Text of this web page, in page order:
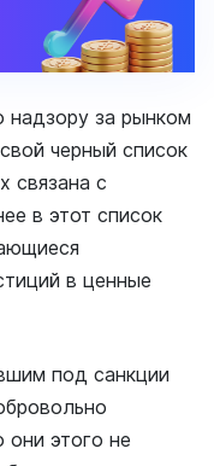
надзору за рынком
черный список
связана с
в этот список
в ценные
под санкции
они этого не